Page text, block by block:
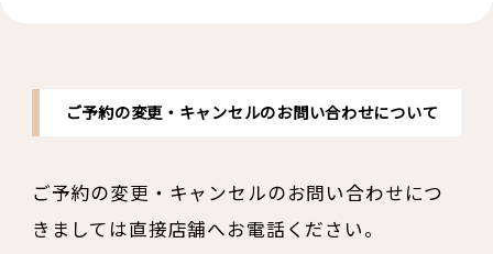
ご予約の変更・キャンセルのお問い合わせについて
ご予約の変更・キャンセルのお問い合わせにつ
きましては直接店舗へお電話ください。